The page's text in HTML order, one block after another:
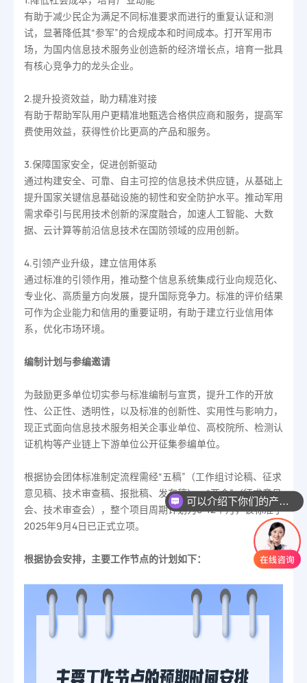
有助于减少民企为满足不同标准要求而进行的重复认证和测
试，显著降低其“参军”的合规成本和时间成本。打开军用市
场，为国内信息技术服务业创造新的经济增长点，培育一批具
有核心竞争力的龙头企业。
2.提升投资效益，助力精准对接
有助于帮助军队用户更精准地甄选合格供应商和服务，提高军
费使用效益，获得性价比更高的产品和服务。
3.保障国家安全，促进创新驱动
通过构建安全、可靠、自主可控的信息技术供应链，从基础上
提升国家关键信息基础设施的韧性和安全防护水平。推动军用
需求牵引与民用技术创新的深度融合，加速人工智能、大数
据、云计算等前沿信息技术在国防领域的应用创新。
4.引领产业升级，建立信用体系
通过标准的引领作用，推动整个信息系统集成行业向规范化、
专业化、高质量方向发展，提升国际竞争力。标准的评价结果
可作为企业能力和信用的重要证明，有助于建立行业信用体
系，优化市场环境。
编制计划与参编邀请
为鼓励更多单位切实参与标准编制与宣贯，提升工作的开放
性、公正性、透明性，以及标准的创新性、实用性与影响力，
现正式面向信息技术服务相关企事业单位、高校院所、检测认
证机构等产业链上下游单位公开征集参编单位。
根据协会团体标准制定流程需经“五稿”（工作组讨论稿、征求
意见稿、技术审查稿、报批稿、发布稿）、“两会”（征求意见
会、技术审查会），整个项目周期计划为8-12个月，该标准于
2025年9月4日已正式立项。
根据协会安排，主要工作节点的计划如下：
可以介绍下你们的产品么